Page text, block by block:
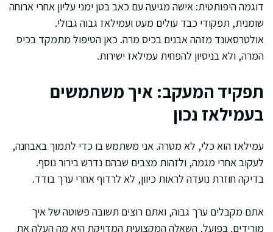
דוגמה היפותטית: אישה מגיעה עם כאב בטן ימני עליון אחרי ארוחה
שומנית, תפקודי כבד עולים מעט ועמילאז גבוה גבולי.
אולטרסאונד מזהה אבנים בכיס מרה. כאן הטיפול מתמקד בכיס
המרה, ולא בניסיון להפחית עמילאז ישירות.
תפקיד המעקב: איך משתמשים
בעמילאז נכון
עמילאז הוא כלי, לא מטרה. אני משתמש בו כדי לתמוך באבחנה,
לעקוב אחרי מגמה, ולזהות מצבים שבהם נדרש בירור נוסף.
בדיקה חוזרת נועדה לראות כיוון, לא לרדוף אחרי ערך בודד.
אתם מקבלים ערך גבוה, ואתם רוצים תשובה פשוטה של איך
מורידים. בפועל, השאלה המקצועית המדויקת היא מה העלה את